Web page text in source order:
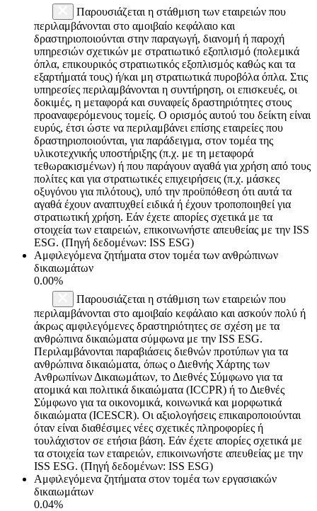
Παρουσιάζεται η στάθμιση των εταιρειών που
περιλαμβάνονται στο αμοιβαίο κεφάλαιο και
δραστηριοποιούνται στην παραγωγή, διανομή ή παροχή
υπηρεσιών σχετικών με στρατιωτικό εξοπλισμό (πολεμικά
όπλα, επικουρικός στρατιωτικός εξοπλισμός καθώς και τα
εξαρτήματά τους) ή/και μη στρατιωτικά πυροβόλα όπλα. Στις
υπηρεσίες περιλαμβάνονται η συντήρηση, οι επισκευές, οι
δοκιμές, η μεταφορά και συναφείς δραστηριότητες στους
προαναφερόμενους τομείς. Ο ορισμός αυτού του δείκτη είναι
ευρύς, έτσι ώστε να περιλαμβάνει επίσης εταιρείες που
δραστηριοποιούνται, για παράδειγμα, στον τομέα της
υλικοτεχνικής υποστήριξης (π.χ. με τη μεταφορά
τεθωρακισμένων) ή που παράγουν αγαθά για χρήση από τους
πολίτες και για στρατιωτικές επιχειρήσεις (π.χ. μάσκες
οξυγόνου για πιλότους), υπό την προϋπόθεση ότι αυτά τα
αγαθά έχουν αναπτυχθεί ειδικά ή έχουν τροποποιηθεί για
στρατιωτική χρήση. Εάν έχετε απορίες σχετικά με τα
στοιχεία των εταιρειών, επικοινωνήστε απευθείας με την ISS
ESG. (Πηγή δεδομένων: ISS ESG)
Αμφιλεγόμενα ζητήματα στον τομέα των ανθρώπινων
δικαιωμάτων
0.00%
Παρουσιάζεται η στάθμιση των εταιρειών που
περιλαμβάνονται στο αμοιβαίο κεφάλαιο και ασκούν πολύ ή
άκρως αμφιλεγόμενες δραστηριότητες σε σχέση με τα
ανθρώπινα δικαιώματα σύμφωνα με την ISS ESG.
Περιλαμβάνονται παραβιάσεις διεθνών προτύπων για τα
ανθρώπινα δικαιώματα, όπως ο Διεθνής Χάρτης των
Ανθρωπίνων Δικαιωμάτων, το Διεθνές Σύμφωνο για τα
ατομικά και πολιτικά δικαιώματα (ICCPR) ή το Διεθνές
Σύμφωνο για τα οικονομικά, κοινωνικά και μορφωτικά
δικαιώματα (ICESCR). Οι αξιολογήσεις επικαιροποιούνται
όταν είναι διαθέσιμες νέες σχετικές πληροφορίες ή
τουλάχιστον σε ετήσια βάση. Εάν έχετε απορίες σχετικά με
τα στοιχεία των εταιρειών, επικοινωνήστε απευθείας με την
ISS ESG. (Πηγή δεδομένων: ISS ESG)
Αμφιλεγόμενα ζητήματα στον τομέα των εργασιακών
δικαιωμάτων
0.04%